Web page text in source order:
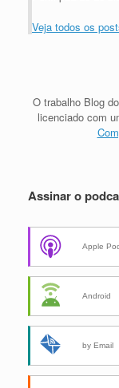
Veja todos os
O trabalho Blog
licenciado com
Assinar o
Apple
Android
by Email